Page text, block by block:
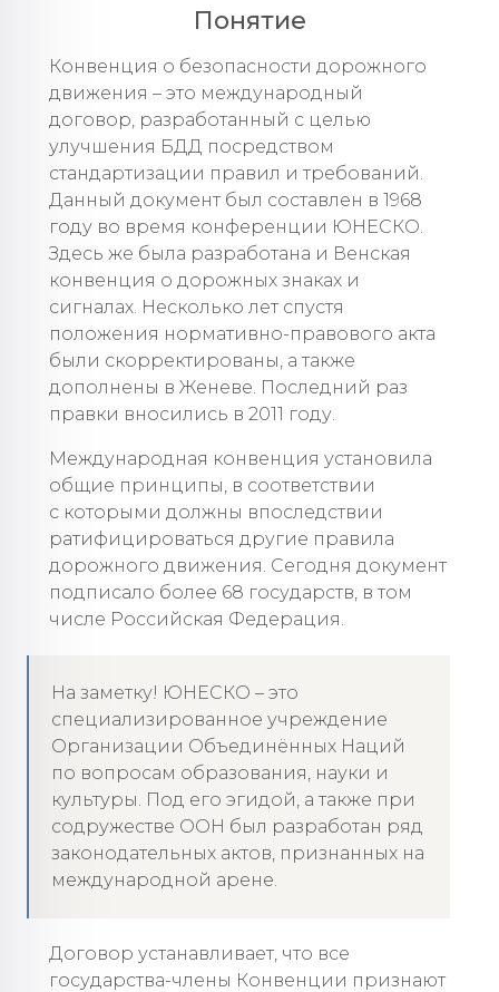
Понятие
Конвенция о безопасности дорожного
движения – это международный
договор, разработанный с целью
улучшения БДД посредством
стандартизации правил и требований.
Данный документ был составлен в 1968
году во время конференции ЮНЕСКО.
Здесь же была разработана и Венская
конвенция о дорожных знаках и
сигналах. Несколько лет спустя
положения нормативно-правового акта
были скорректированы, а также
дополнены в Женеве. Последний раз
правки вносились в 2011 году.
Международная конвенция установила
общие принципы, в соответствии
с которыми должны впоследствии
ратифицироваться другие правила
дорожного движения. Сегодня документ
подписало более 68 государств, в том
числе Российская Федерация.
На заметку! ЮНЕСКО – это
специализированное учреждение
Организации Объединённых Наций
по вопросам образования, науки и
культуры. Под его эгидой, а также при
содружестве ООН был разработан ряд
законодательных актов, признанных на
международной арене.
Договор устанавливает, что все
государства-члены Конвенции признают